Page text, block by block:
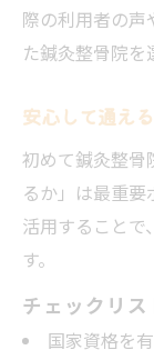
際の利用者の声
た鍼灸整骨院を
安心して通え
初めて鍼灸整骨
るか」は最重要
活用することで
す。
チェックリス
国家資格を